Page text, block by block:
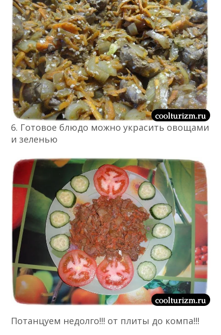
6. Готовое блюдо можно украсить овощами
и зеленью
Потанцуем недолго!!! от плиты до компа!!!